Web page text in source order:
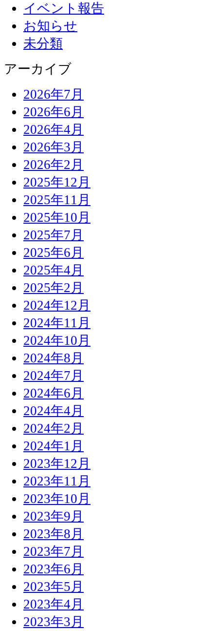
イベント報告
お知らせ
未分類
アーカイブ
2026年7月
2026年6月
2026年4月
2026年3月
2026年2月
2025年12月
2025年11月
2025年10月
2025年7月
2025年6月
2025年4月
2025年2月
2024年12月
2024年11月
2024年10月
2024年8月
2024年7月
2024年6月
2024年4月
2024年2月
2024年1月
2023年12月
2023年11月
2023年10月
2023年9月
2023年8月
2023年7月
2023年6月
2023年5月
2023年4月
2023年3月